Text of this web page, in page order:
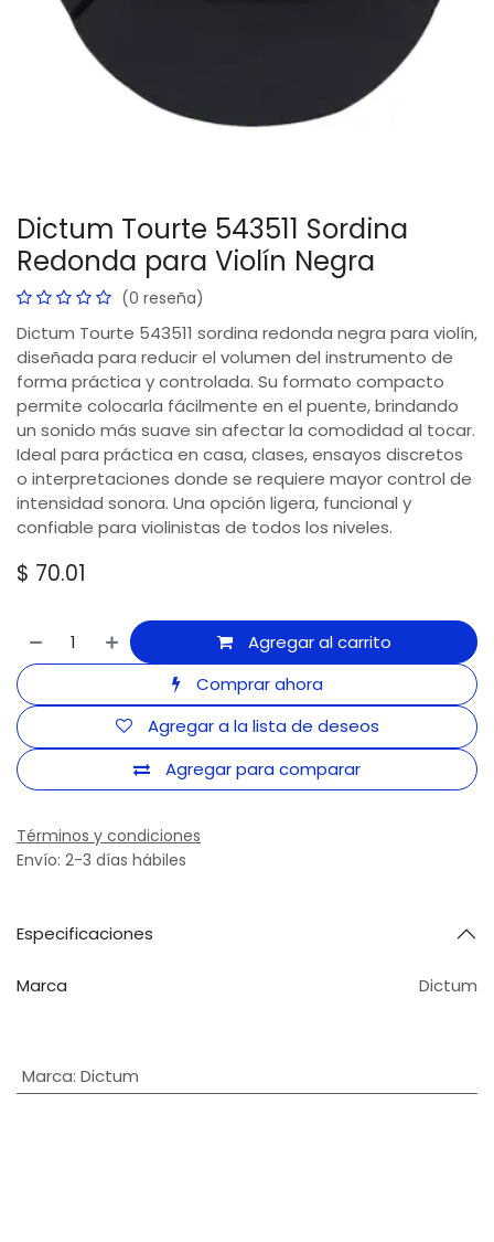
Dictum Tourte 543511 Sordina
Redonda para Violín Negra
(0 reseña)
Dictum Tourte 543511 sordina redonda negra para violín,
diseñada para reducir el volumen del instrumento de
forma práctica y controlada. Su formato compacto
permite colocarla fácilmente en el puente, brindando
un sonido más suave sin afectar la comodidad al tocar.
Ideal para práctica en casa, clases, ensayos discretos
o interpretaciones donde se requiere mayor control de
intensidad sonora. Una opción ligera, funcional y
confiable para violinistas de todos los niveles.
$ 70.01
Agregar al carrito
Comprar ahora
Agregar para comparar
Agregar a la lista de deseos
Términos y condiciones
Envío: 2-3 días hábiles
Especificaciones
Marca Dictum
Marca: Dictum